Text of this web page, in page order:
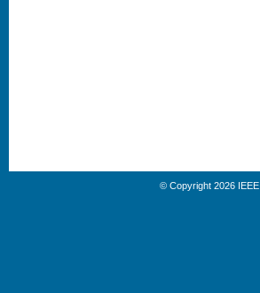
© Copyright 2026 IEEE